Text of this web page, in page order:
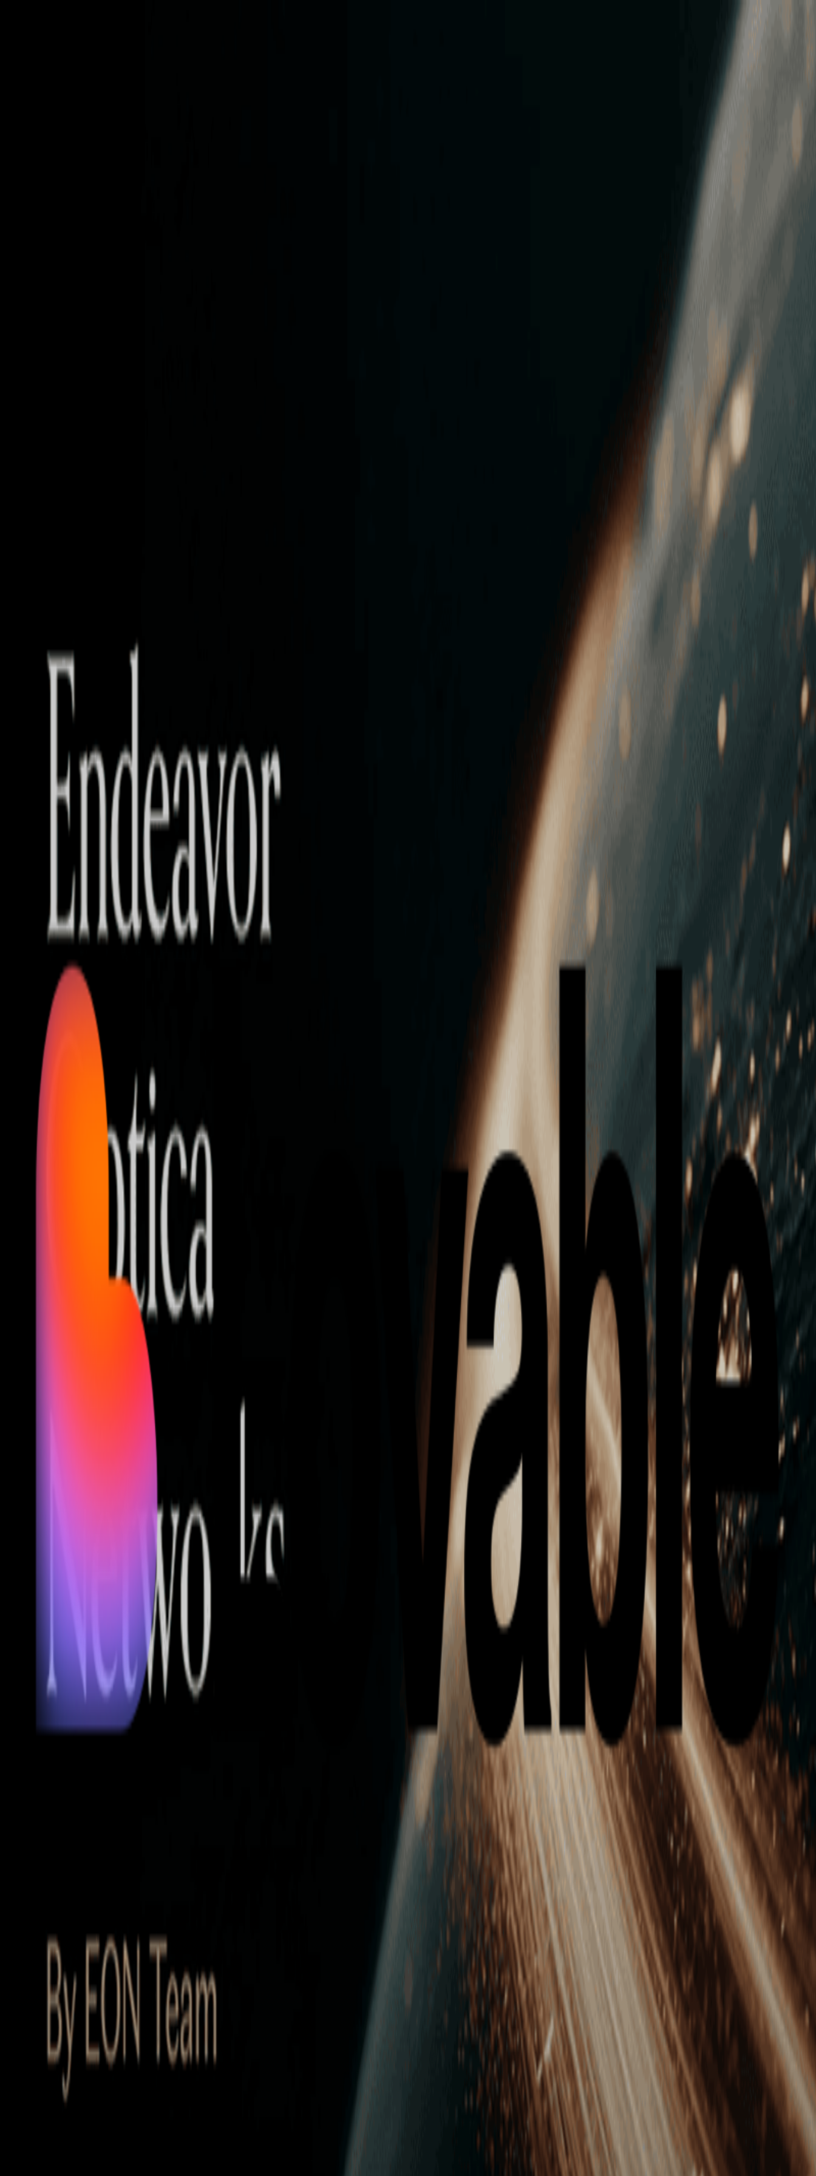
Who we are
AT PARTNERSが提供するファンド・オブ・ファンズを活用した
オープンイノベーション活動のフロー
詳しく見る
AT PARTNERS3つの強み
Startup Database